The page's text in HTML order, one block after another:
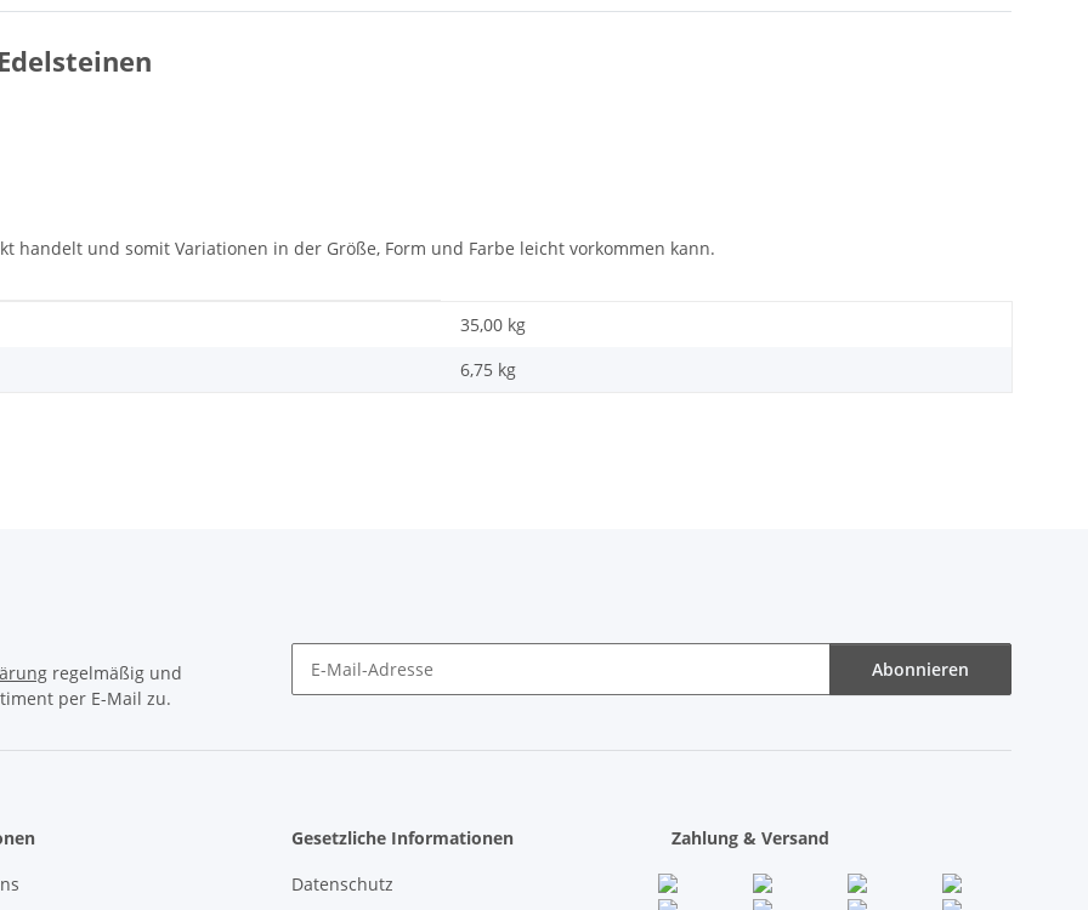
handelt und somit Variationen in der Größe, Form und Farbe leicht vorkommen kann.
35,00 kg
6,75 kg
regelmäßig und
per E-Mail zu.
Abonnieren
Gesetzliche Informationen
Datenschutz
Zahlung & Versand